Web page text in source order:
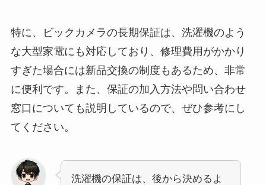
特に、ビックカメラの長期保証は、洗濯機のよう
な大型家電にも対応しており、修理費用がかかり
すぎた場合には新品交換の制度もあるため、非常
に便利です。また、保証の加入方法や問い合わせ
窓口についても説明しているので、ぜひ参考にし
てください。
洗濯機の保証は、後から決めるよ